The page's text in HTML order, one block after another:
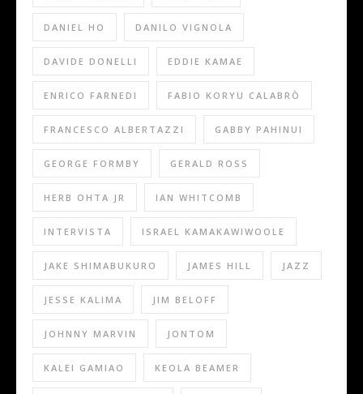
DANIEL HO DANILO VIGNOLA
DAVIDE DONELLI EDDIE KAMAE
ENRICO FARNEDI FABIO KORYU CALABRÒ
FRANCESCO ALBERTAZZI GABBY PAHINUI
GEORGE FORMBY GERALD ROSS
HERB OHTA JR IAN WHITCOMB
INTERVISTA ISRAEL KAMAKAWIWOOLE
JAKE SHIMABUKURO JAMES HILL JAZZ
JESSE KALIMA JIM BELOFF
JOHNNY MARVIN JONTOM
KALEI GAMIAO KEOLA BEAMER